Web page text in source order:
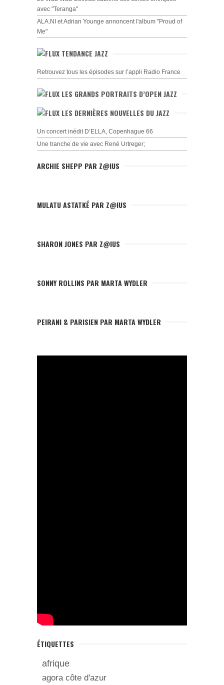
avec "Teranga"
ALA.NI et Adrian Younge annoncent l'album "Proud of
Me"
TENDANCE JAZZ
Retrouvez tous les épisodes sur l’appli Radio France
LES GRANDS PORTRAITS D’OPEN JAZZ
LES DERNIÈRES NOUVELLES DU JAZZ
Un concert inédit D’ELLA, Copenhague 66
Une tranche de vie avec René Urtreger;
ARCHIE SHEPP PAR Z@IUS
MULATU ASTATKÉ PAR Z@IUS
SHARON JONES PAR Z@IUS
SONNY ROLLINS PAR MARTA WYDLER
PEIRANI & PARISIEN PAR MARTA WYDLER
ÉTIQUETTES
afrique
agora côte d'azur